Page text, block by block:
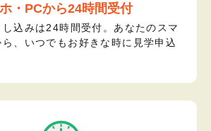
・PCから24時間受付
し込みは24時間受付。あなたのスマ
、いつでもお好きな時に見学申込